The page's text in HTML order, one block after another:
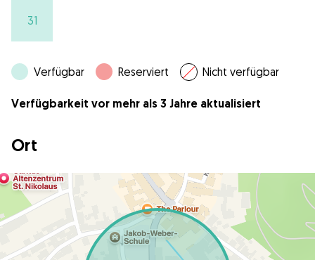
31
Verfügbar Reserviert Nicht verfügbar
Verfügbarkeit vor mehr als 3 Jahre aktualisiert
Ort